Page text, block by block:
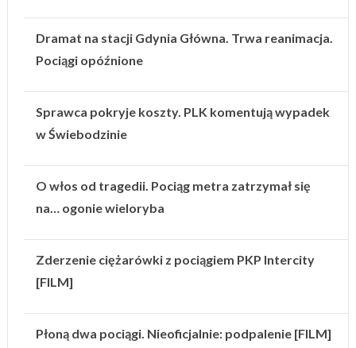
Dramat na stacji Gdynia Główna. Trwa reanimacja.
Pociągi opóźnione
Sprawca pokryje koszty. PLK komentują wypadek
w Świebodzinie
O włos od tragedii. Pociąg metra zatrzymał się
na… ogonie wieloryba
Zderzenie ciężarówki z pociągiem PKP Intercity
[FILM]
Płoną dwa pociągi. Nieoficjalnie: podpalenie [FILM]